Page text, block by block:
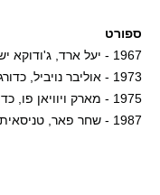
ספורט
1967 - יעל ארד, ג'ודוקא ישראלית
1973 - אוליבר נויביל, כדורגלן גרמני
1975 - מארק ויוויאן פו, כדורגלן קמרוני (נפטר ב-2003)
1987 - שחר פאר, טניסאית ישראלית